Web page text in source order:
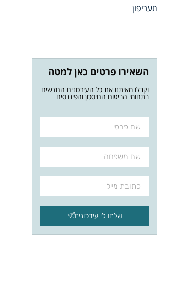
תעריפון
השאירו פרטים כאן למטה
וקבלו מאיתנו את כל העידכונים החדשים
בתחומי הביטוח החיסכון והפיננסים
שלחו לי עידכונים